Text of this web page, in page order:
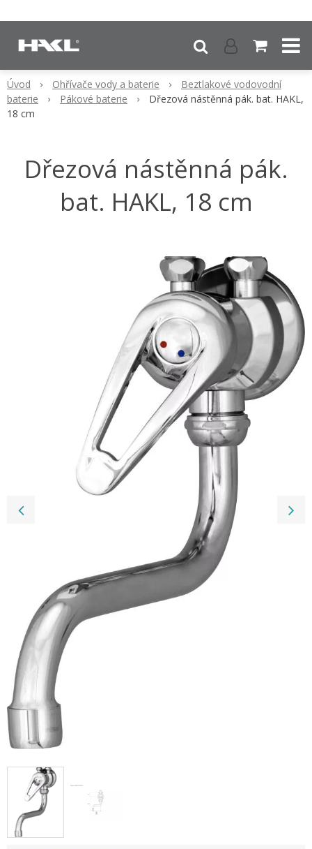
Úvod Ohřívače vody a baterie
Beztlakové vodovodní
baterie
Pákové baterie
Dřezová nástěnná pák. bat. HAKL,
18 cm
Dřezová nástěnná pák.
bat. HAKL, 18 cm